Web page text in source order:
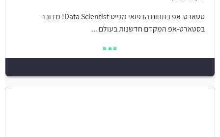
סטארט-אפ בתחום הרפואי מגייס Data Scientist! מדובר
בסטארט-אפ המקדם חדשנות בעולם ...